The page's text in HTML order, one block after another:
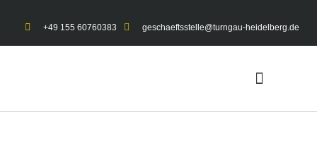
+49 155 60760383 geschaeftsstelle@turngau-heidelberg.de